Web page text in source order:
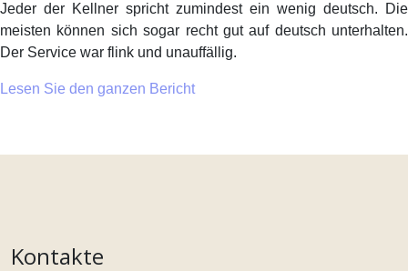
Jeder der Kellner spricht zumindest ein wenig deutsch. Die
meisten können sich sogar recht gut auf deutsch unterhalten.
Der Service war flink und unauffällig.
Lesen Sie den ganzen Bericht
Kontakte